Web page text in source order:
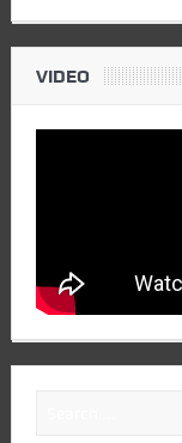
VIDEO